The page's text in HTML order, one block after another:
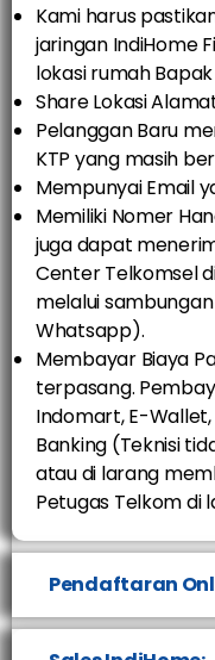
Kami harus
jaringan IndiHome
lokasi rumah
Share Lokasi
Pelanggan Baru
KTP yang masih
Mempunyai Email
Memiliki Nomer
juga dapat
Center Telkomsel
melalui
Whatsapp).
Membayar Biaya
terpasang.
Indomart, E-
Banking (Teknisi
atau di larang
Petugas Telkom di
Pendaftaran